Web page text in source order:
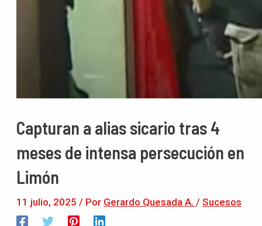
Capturan a alias sicario tras 4
meses de intensa persecución en
Limón
11 julio, 2025 / Por Gerardo Quesada A. / Sucesos